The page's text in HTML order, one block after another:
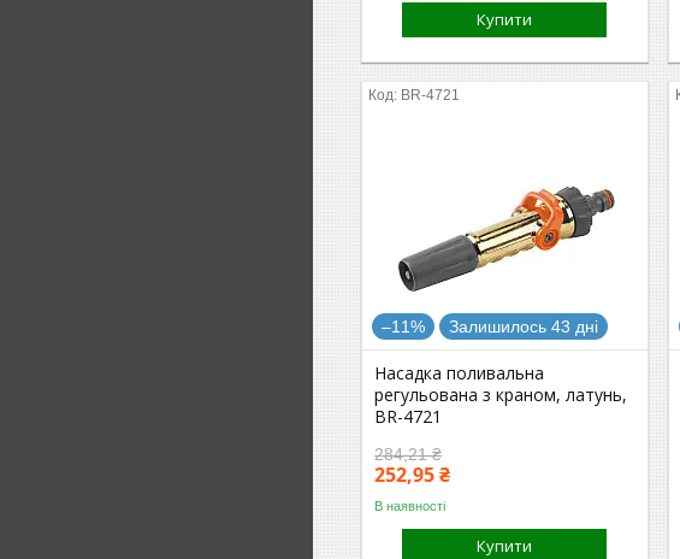
Купити
BR-4721
–11% Залишилось 43 дні
Насадка поливальна
регульована з краном, латунь,
BR-4721
284,21 ₴
252,95 ₴
В наявності
Купити